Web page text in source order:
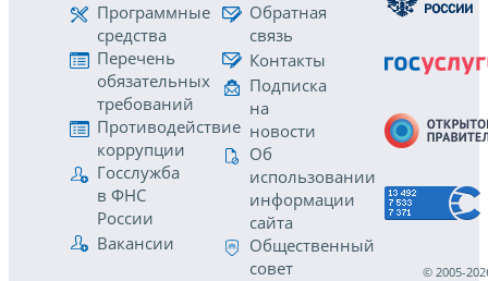
Программные
средства
Перечень
обязательных
требований
Противодействие
коррупции
Госслужба
в ФНС
России
Вакансии
Обратная
связь
Контакты
Подписка
на
новости
Об
использовании
информации
сайта
Общественный
совет
© 2005-